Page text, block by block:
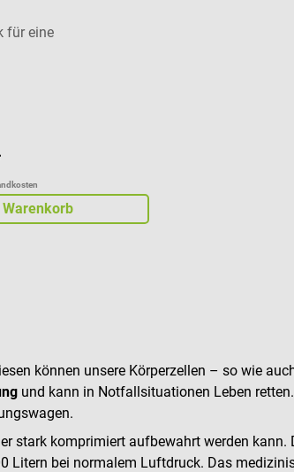
für eine
Warenkorb
können unsere Körperzellen – so wie
und kann in Notfallsituationen Leben
stark komprimiert aufbewahrt werden kann.
Litern bei normalem Luftdruck. Das